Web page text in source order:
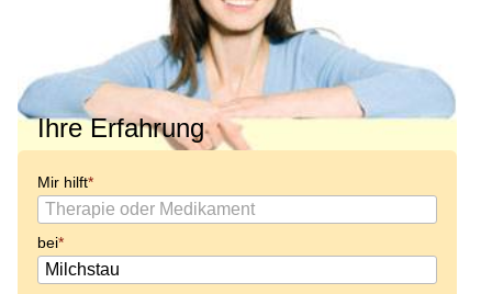
Ihre Erfahrung
Mir hilft
bei